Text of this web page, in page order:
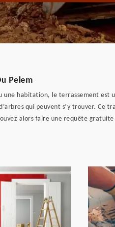
Pelem
habitation, le terrassement
qui peuvent s’y trouver. Ce
alors faire une requête